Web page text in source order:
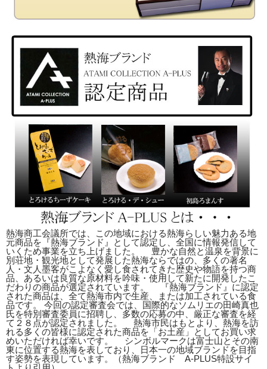
熱海商工会議所では、この地域における熱海らしい魅力ある地
元商品を『熱海ブランド』として認定し、全国に情報発信して
いくため事業を立ち上げました。 豊かな自然と温泉を背景に
別荘地・観光地として発展した熱海ならではの、多くの著名
人・文人墨客がこよなく愛し食されてきた歴史や物語を持つ商
品、あるいは良質な原材料を吟味・使用して新たに開発したこ
だわりの商品が選定されています。 『熱海ブランド』に認定
された商品は、全て熱海市内で生産、または加工されている食
品です。 今回の認定審査会では、国際的なソムリエの田崎真也
氏を特別審査委員に招聘し、多数の応募の中、厳正な審査を経
て２８点が認定されました。 熱海市民はもとより、熱海を訪
れる多くの皆様に認定された商品を「お土産」としてお買い求
めいただければ幸いです。 シンボルマークは富士山とその南
東に位置する熱海を表しており、日本一の地域ブランドを目指
す姿勢を表現しています。（熱海ブランド A-PLUS特設サイ